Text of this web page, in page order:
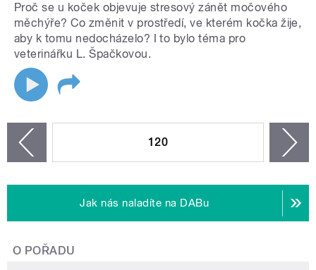
Proč se u koček objevuje stresový zánět močového
měchýře? Co změnit v prostředí, ve kterém kočka žije,
aby k tomu nedocházelo? I to bylo téma pro
veterinářku L. Špačkovou.
120
Jak nás naladíte na DABu
O POŘADU